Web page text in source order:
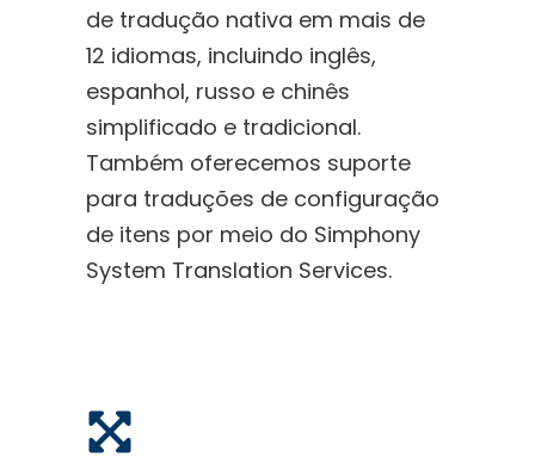
de tradução nativa em mais de
12 idiomas, incluindo inglês,
espanhol, russo e chinês
simplificado e tradicional.
Também oferecemos suporte
para traduções de configuração
de itens por meio do Simphony
System Translation Services.